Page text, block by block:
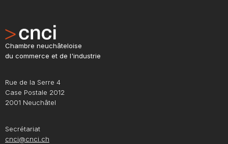
Chambre neuchâteloise
du commerce et de l'industrie
Rue de la Serre 4
Case Postale 2012
2001 Neuchâtel
Secrétariat
cnci@cnci.ch